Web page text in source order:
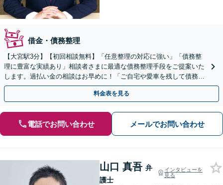
借金・債務整理
【大宮駅3分】【初回相談無料】「任意整理の対応に強い」「債務整
理に豊富な実績あり」相談者さまに最適な債務整理手段をご提案いた
します。過払い金の相談はお早めに！「ご自宅や愛車を残して債務整
理したい方は任意整理を」【分割・後払い応相談】
料金表を見る
電話でお問い合わせ メールでお問い合わせ
山口 真吾 弁
護士
インタビューを
見る